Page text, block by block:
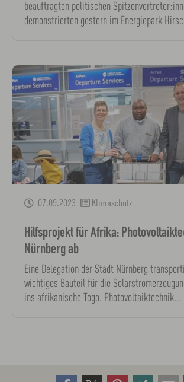
beauftragten politischen
demonstrierten gestern im Energiepark
07.09.2023 Klimaschutz
Hilfsprojekt für Afrika:
Nürnberg ab
Eine Delegation der Stadt Nürnberg
wichtiges Bauteil für die
ins afrikanische Togo. Photovoltaiktechnik…